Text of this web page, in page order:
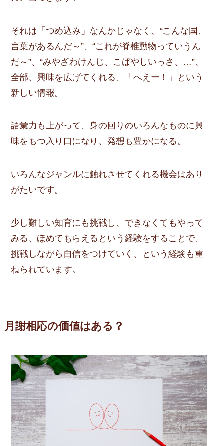
それは「つめ込み」なんかじゃなく、“こんな国、
言葉があるんだ～”、“これが脊椎動物っていうん
だ～”、“みやざわけんじ、こばやしいっさ、…”、
全部、興味を広げてくれる、「へえー！」という
新しい情報。
語彙力も上がって、身の回りのいろんなものに興
味をもつ入り口になり、発想も豊かになる。
いろんなジャンルに触れさせてくれる機会はあり
がたいです。
少し難しい知育にも挑戦し、できなくてもやって
みる、ほめてもらえるという経験をすることで、
挑戦しながら自信をつけていく、という経験も重
ねられています。
月謝相応の価値はある？